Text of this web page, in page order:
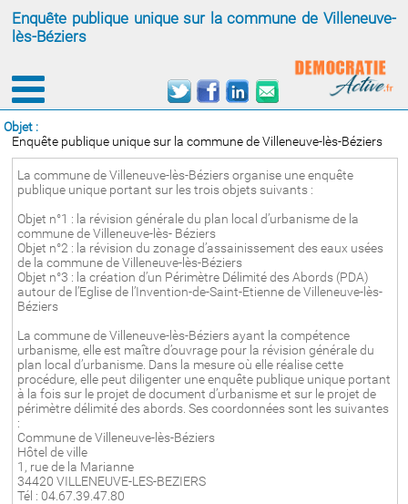
Enquête publique unique sur la commune de Villeneuve-
lès-Béziers
Objet :
Enquête publique unique sur la commune de Villeneuve-lès-Béziers
La commune de Villeneuve-lès-Béziers organise une enquête
publique unique portant sur les trois objets suivants :
Objet n°1 : la révision générale du plan local d’urbanisme de la
commune de Villeneuve-lès- Béziers
Objet n°2 : la révision du zonage d’assainissement des eaux usées
de la commune de Villeneuve-lès-Béziers
Objet n°3 : la création d’un Périmètre Délimité des Abords (PDA)
autour de l’Eglise de l’Invention-de-Saint-Etienne de Villeneuve-lès-
Béziers
La commune de Villeneuve-lès-Béziers ayant la compétence
urbanisme, elle est maître d’ouvrage pour la révision générale du
plan local d’urbanisme. Dans la mesure où elle réalise cette
procédure, elle peut diligenter une enquête publique unique portant
à la fois sur le projet de document d’urbanisme et sur le projet de
périmètre délimité des abords. Ses coordonnées sont les suivantes
:
Commune de Villeneuve-lès-Béziers
Hôtel de ville
1, rue de la Marianne
34420 VILLENEUVE-LES-BEZIERS
Tél : 04.67.39.47.80